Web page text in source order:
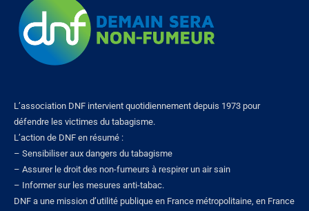
L’association DNF intervient quotidiennement depuis 1973 pour
défendre les victimes du tabagisme.
L’action de DNF en résumé :
– Sensibiliser aux dangers du tabagisme
– Assurer le droit des non-fumeurs à respirer un air sain
– Informer sur les mesures anti-tabac.
DNF a une mission d’utilité publique en France métropolitaine, en France